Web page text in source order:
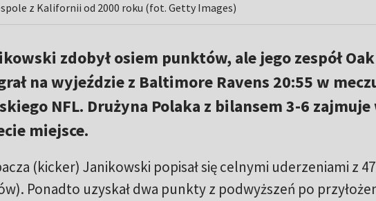
z Kalifornii od 2000 roku (fot. Getty Images)
zdobył osiem punktów, ale jego zespół
na wyjeździe z Baltimore Ravens 20:55 w
NFL. Drużyna Polaka z bilansem 3-6 zajmuje
miejsce.
(kicker) Janikowski popisał się celnymi uderzeniami z 47
Ponadto uzyskał dwa punkty z podwyższeń po